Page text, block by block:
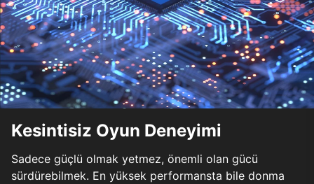
Kesintisiz Oyun Deneyimi
Sadece güçlü olmak yetmez, önemli olan gücü
sürdürebilmek. En yüksek performansta bile donma